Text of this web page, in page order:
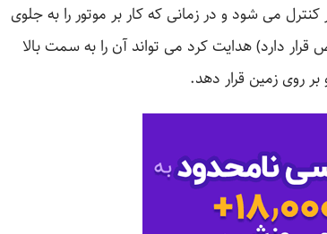
می شود و در زمانی که کار بر موتور را به جلوی
دارد) هدایت کرد می تواند آن را به سمت بالا
روی زمین قرار دهد.